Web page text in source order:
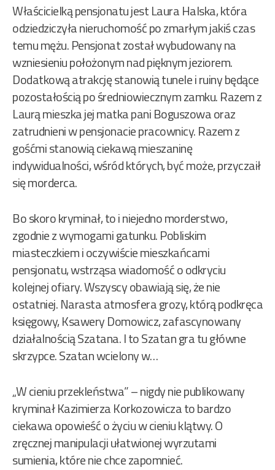
Właścicielką pensjonatu jest Laura Halska, która
odziedziczyła nieruchomość po zmarłym jakiś czas
temu mężu. Pensjonat został wybudowany na
wzniesieniu położonym nad pięknym jeziorem.
Dodatkową atrakcję stanowią tunele i ruiny będące
pozostałością po średniowiecznym zamku. Razem z
Laurą mieszka jej matka pani Boguszowa oraz
zatrudnieni w pensjonacie pracownicy. Razem z
gośćmi stanowią ciekawą mieszaninę
indywidualności, wśród których, być może, przyczaił
się morderca.
Bo skoro kryminał, to i niejedno morderstwo,
zgodnie z wymogami gatunku. Pobliskim
miasteczkiem i oczywiście mieszkańcami
pensjonatu, wstrząsa wiadomość o odkryciu
kolejnej ofiary. Wszyscy obawiają się, że nie
ostatniej. Narasta atmosfera grozy, którą podkręca
księgowy, Ksawery Domowicz, zafascynowany
działalnością Szatana. I to Szatan gra tu główne
skrzypce. Szatan wcielony w…
„W cieniu przekleństwa” – nigdy nie publikowany
kryminał Kazimierza Korkozowicza to bardzo
ciekawa opowieść o życiu w cieniu klątwy. O
zręcznej manipulacji ułatwionej wyrzutami
sumienia, które nie chce zapomnieć.